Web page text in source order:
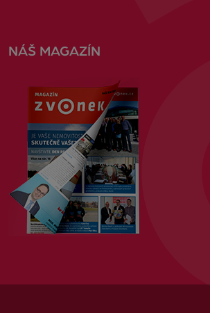
NÁŠ MAGAZÍN